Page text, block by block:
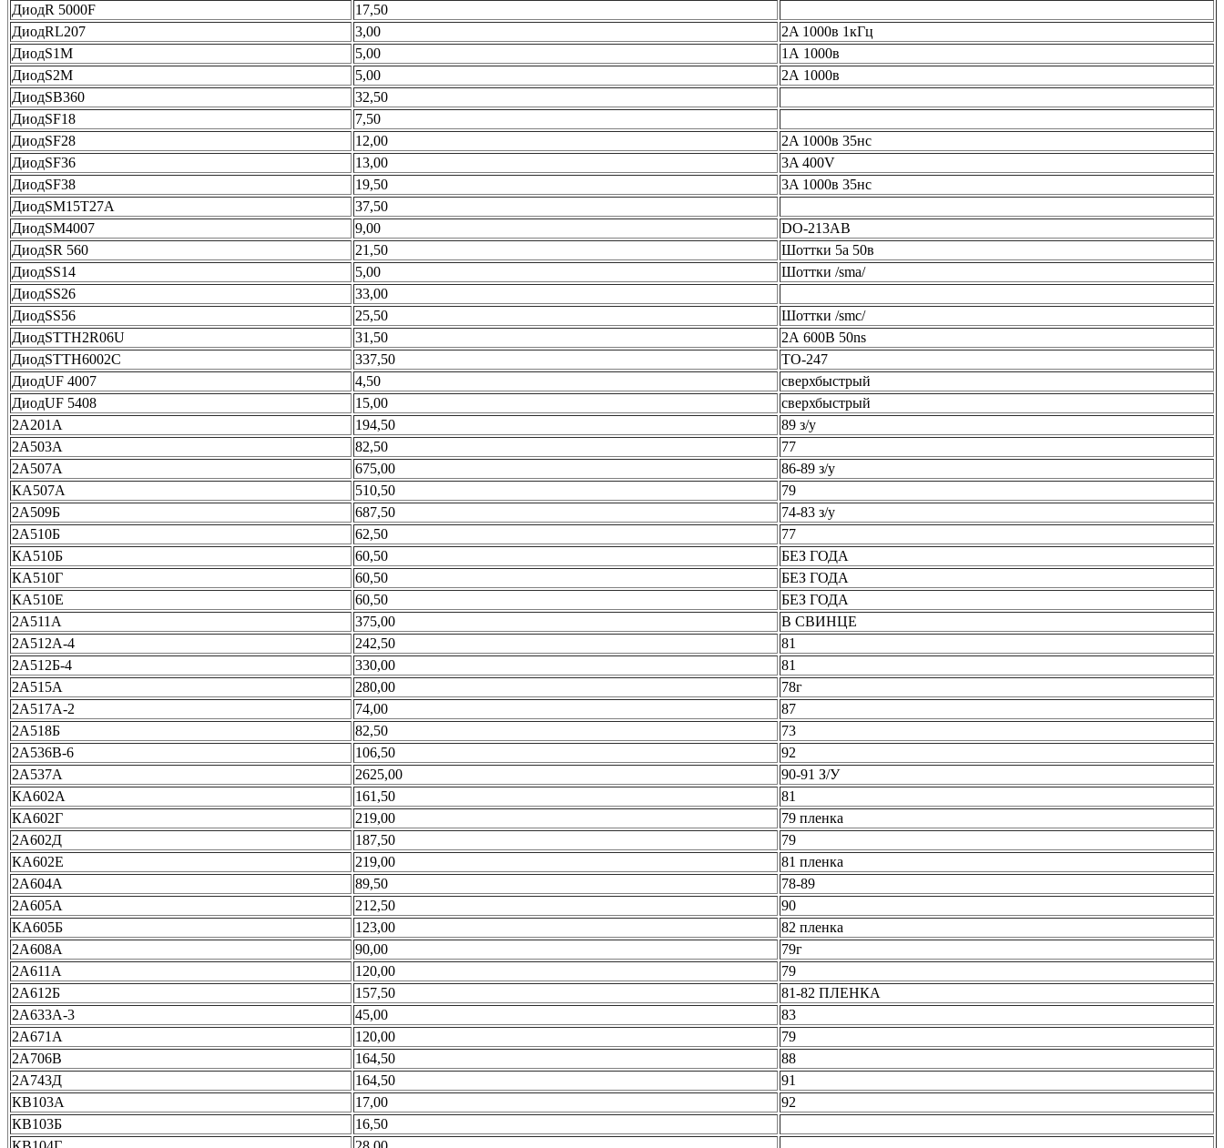
ДиодR 5000F
17,50
ДиодRL207
3,00
2A 1000в 1кГц
ДиодS1M
5,00
1А 1000в
ДиодS2M
5,00
2А 1000в
ДиодSB360
32,50
ДиодSF18
7,50
ДиодSF28
12,00
2A 1000в 35нс
ДиодSF36
13,00
3A 400V
ДиодSF38
19,50
3A 1000в 35нс
ДиодSM15T27A
37,50
ДиодSM4007
9,00
DO-213AB
ДиодSR 560
21,50
Шоттки 5а 50в
ДиодSS14
5,00
Шоттки /sma/
ДиодSS26
33,00
ДиодSS56
25,50
Шоттки /smс/
ДиодSTTH2R06U
31,50
2А 600В 50ns
ДиодSTTH6002C
337,50
ТО-247
ДиодUF 4007
4,50
сверхбыстрый
ДиодUF 5408
15,00
сверхбыстрый
2А201А
194,50
89 з/у
2А503А
82,50
77
2А507А
675,00
86-89 з/у
КА507А
510,50
79
2А509Б
687,50
74-83 з/у
2А510Б
62,50
77
КА510Б
60,50
БЕЗ ГОДА
КА510Г
60,50
БЕЗ ГОДА
КА510Е
60,50
БЕЗ ГОДА
2А511А
375,00
В СВИНЦЕ
2А512А-4
242,50
81
2А512Б-4
330,00
81
2А515А
280,00
78г
2А517А-2
74,00
87
2А518Б
82,50
73
2А536В-6
106,50
92
2А537А
2625,00
90-91 З/У
КА602А
161,50
81
КА602Г
219,00
79 пленка
2А602Д
187,50
79
КА602Е
219,00
81 пленка
2А604А
89,50
78-89
2А605А
212,50
90
КА605Б
123,00
82 пленка
2А608А
90,00
79г
2А611А
120,00
79
2А612Б
157,50
81-82 ПЛЕНКА
2А633А-3
45,00
83
2А671А
120,00
79
2А706В
164,50
88
2А743Д
164,50
91
КВ103А
17,00
92
КВ103Б
16,50